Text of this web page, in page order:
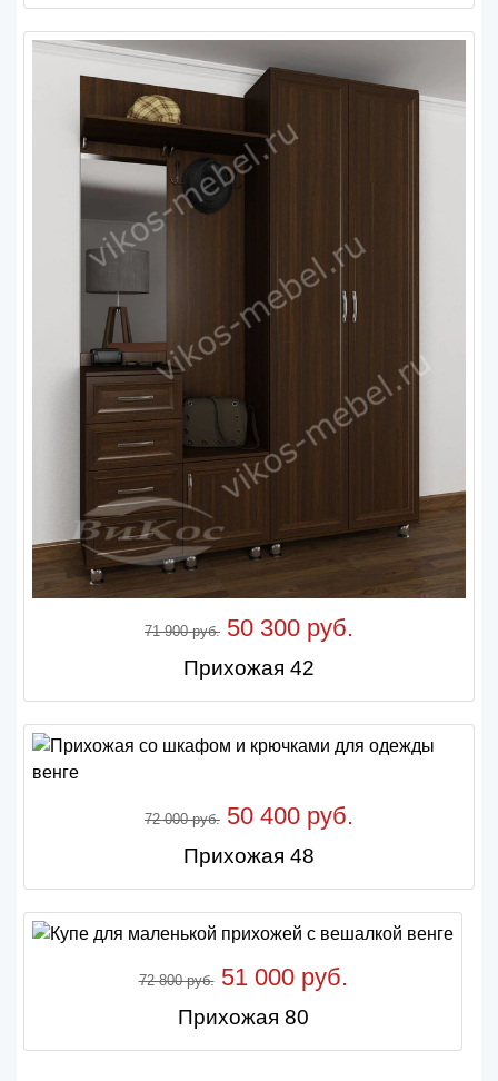
71 900 руб. 50 300 руб.
Прихожая 42
72 000 руб. 50 400 руб.
Прихожая 48
72 800 руб.51 000 руб.
Прихожая 80